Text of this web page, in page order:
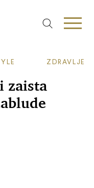
ZDRAVLJE
zaista